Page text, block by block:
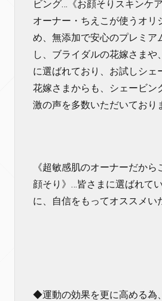
ビング…《お顔そりスキンケ
オーナー・ちえこが使うオリ
め、無添加で安心のプレミア
し、ブライダルの花嫁さまや
に選ばれており、お試しシェ
花嫁さまからも、シェービン
激の声を多数いただいており
《超敏感肌のオーナーだか
顔そり》…皆さまに選ばれて
に、自信をもってオススメ
◆運動の効果を更に高める為